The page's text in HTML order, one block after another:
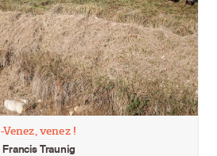
-Venez, venez !
Francis Traunig